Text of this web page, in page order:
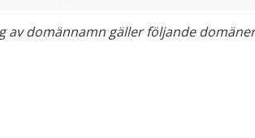
av domännamn gäller följande